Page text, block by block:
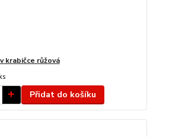
krabičce růžová
Přidat do košíku